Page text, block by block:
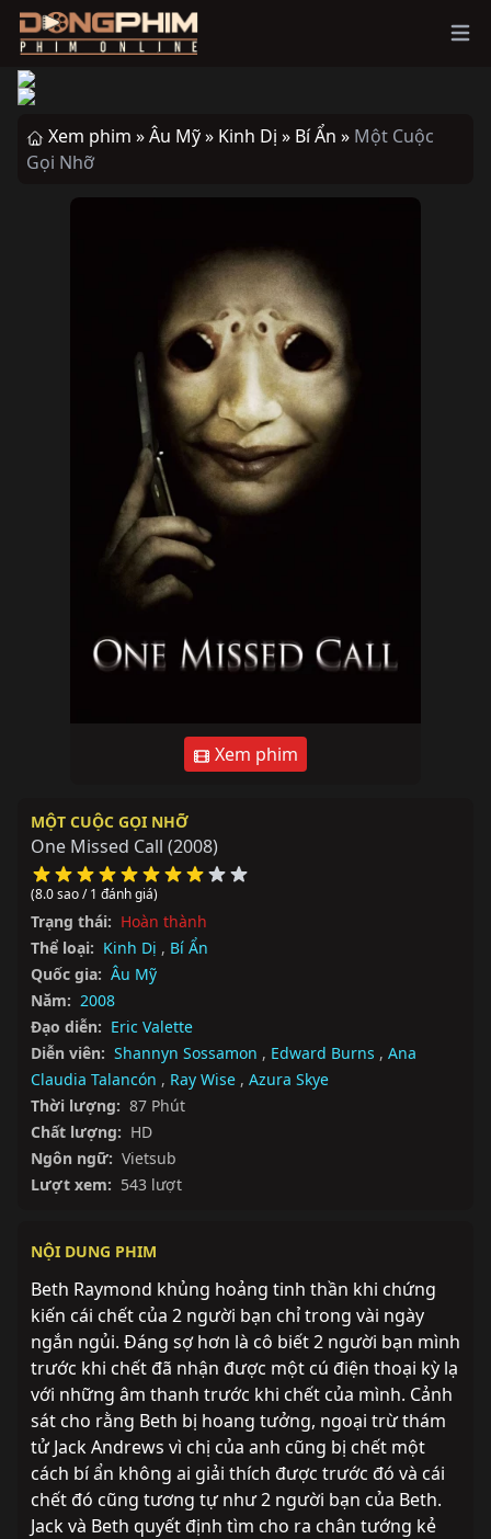
Xem phim »Âu Mỹ » Kinh Dị » Bí Ẩn » Một Cuộc
Gọi Nhỡ
Xem phim
MỘT CUỘC GỌI NHỠ
One Missed Call (2008)
(8.0 sao / 1 đánh giá)
Trạng thái: Hoàn thành
Thể loại: Kinh Dị , Bí Ẩn
Quốc gia: Âu Mỹ
Năm: 2008
Đạo diễn: Eric Valette
Diễn viên: Shannyn Sossamon , Edward Burns , Ana
Claudia Talancón , Ray Wise , Azura Skye
Thời lượng: 87 Phút
Chất lượng: HD
Ngôn ngữ: Vietsub
Lượt xem: 543 lượt
NỘI DUNG PHIM
Beth Raymond khủng hoảng tinh thần khi chứng
kiến cái chết của 2 người bạn chỉ trong vài ngày
ngắn ngủi. Đáng sợ hơn là cô biết 2 người bạn mình
trước khi chết đã nhận được một cú điện thoại kỳ lạ
với những âm thanh trước khi chết của mình. Cảnh
sát cho rằng Beth bị hoang tưởng, ngoại trừ thám
tử Jack Andrews vì chị của anh cũng bị chết một
cách bí ẩn không ai giải thích được trước đó và cái
chết đó cũng tương tự như 2 người bạn của Beth.
Jack và Beth quyết định tìm cho ra chân tướng kẻ